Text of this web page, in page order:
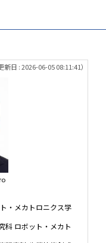
新日 : 2026-06-05 08:11:41）
・メカトロニクス学
科 ロボット・メカト